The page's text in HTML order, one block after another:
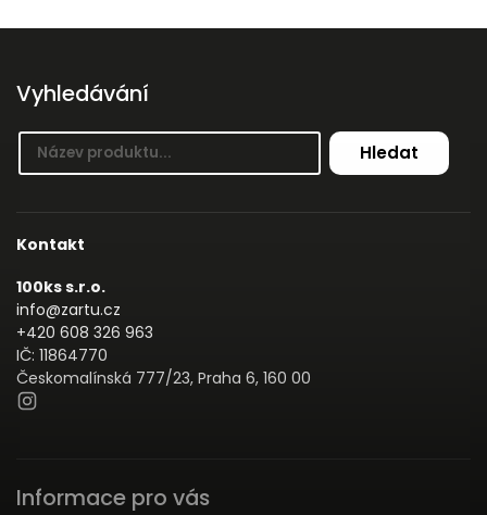
Vyhledávání
Hledat
Kontakt
100ks s.r.o.
info@zartu.cz
+420 608 326 963
IČ: 11864770
Českomalínská 777/23, Praha 6, 160 00
Informace pro vás